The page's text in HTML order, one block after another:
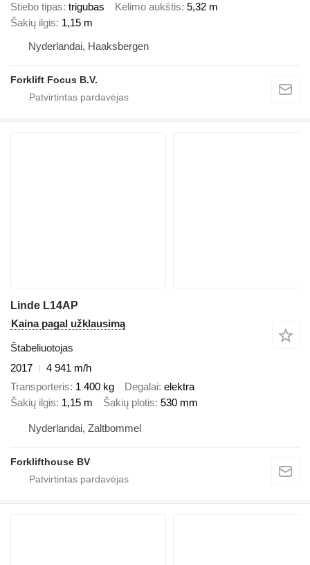
Stiebo tipas trigubas Kėlimo aukštis 5,32 m
Šakių ilgis 1,15 m
Nyderlandai, Haaksbergen
Forklift Focus B.V.
Linde L14AP
Kaina pagal užklausimą
Štabeliuotojas
2017
4 941 m/h
Transporteris 1 400 kg Degalai elektra
Šakių ilgis 1,15 m Šakių plotis 530 mm
Nyderlandai, Zaltbommel
Forklifthouse BV